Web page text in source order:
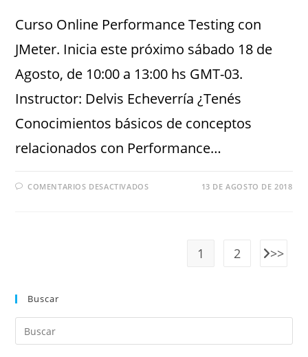
Curso Online Performance Testing con
JMeter. Inicia este próximo sábado 18 de
Agosto, de 10:00 a 13:00 hs GMT-03.
Instructor: Delvis Echeverría ¿Tenés
Conocimientos básicos de conceptos
relacionados con Performance…
COMENTARIOS DESACTIVADOS 13 DE AGOSTO DE 2018
1 2
Buscar